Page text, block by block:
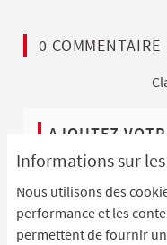
Informations sur
Nous utilisons des
performance et les
permettent de fournir
0 COMMENTAIRE
AJOUTEZ
Pour ajouter votre
votre compteou